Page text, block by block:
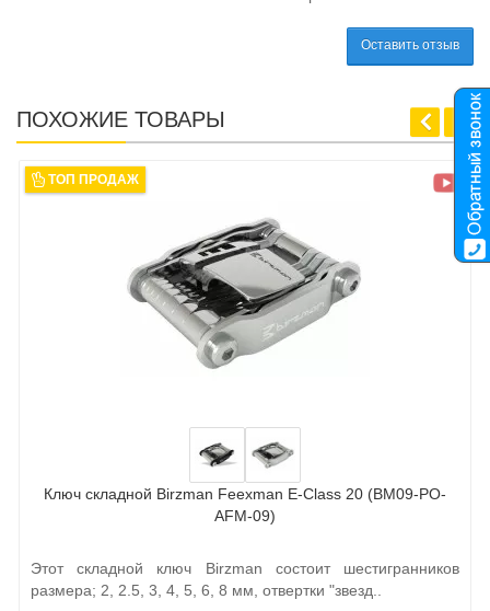
Оставить отзыв
ПОХОЖИЕ ТОВАРЫ
ТОП ПРОДАЖ
Ключ складной Birzman Feexman E-Class 20 (BM09-PO-
AFM-09)
Этот складной ключ Birzman состоит шестигранников
размера; 2, 2.5, 3, 4, 5, 6, 8 мм, отвертки "звезд..